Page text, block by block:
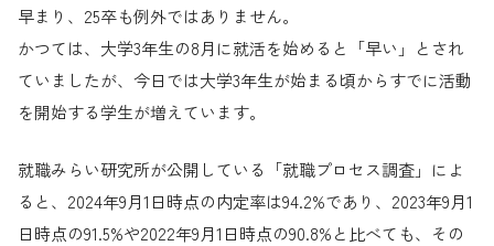
早まり、25卒も例外ではありません。
かつては、大学3年生の8月に就活を始めると「早い」とされ
ていましたが、今日では大学3年生が始まる頃からすでに活動
を開始する学生が増えています。
就職みらい研究所が公開している「就職プロセス調査」によ
ると、2024年9月1日時点の内定率は94.2%であり、2023年9月1
日時点の91.5%や2022年9月1日時点の90.8%と比べても、その